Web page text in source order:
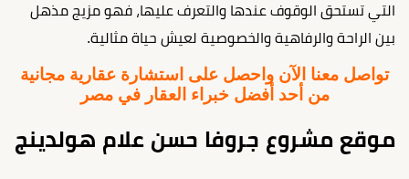
التي تستحق الوقوف عندها والتعرف عليها، فهو مزيج مذهل
بين الراحة والرفاهية والخصوصية لعيش حياة مثالية.
تواصل معنا الآن واحصل على استشارة عقارية مجانية
من أحد أفضل خبراء العقار في مصر
موقع مشروع جروفا حسن علام هولدينج